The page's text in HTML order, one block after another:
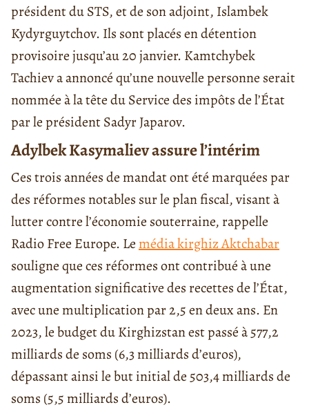
président du STS, et de son adjoint, Islambek
Kydyrguytchov. Ils sont placés en détention
provisoire jusqu’au 20 janvier. Kamtchybek
Tachiev a annoncé qu’une nouvelle personne serait
nommée à la tête du Service des impôts de l’État
par le président Sadyr Japarov.
Adylbek Kasymaliev assure l’intérim
Ces trois années de mandat ont été marquées par
des réformes notables sur le plan fiscal, visant à
lutter contre l’économie souterraine, rappelle
Radio Free Europe. Lemédia kirghiz Aktchabar
souligne que ces réformes ont contribué à une
augmentation significative des recettes de l’État,
avec une multiplication par 2,5 en deux ans. En
2023, le budget du Kirghizstan est passé à 577,2
milliards de soms (6,3 milliards d’euros),
dépassant ainsi le but initial de 503,4 milliards de
soms (5,5 milliards d’euros).